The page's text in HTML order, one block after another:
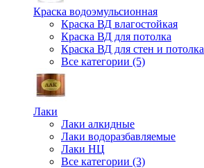
Краска водоэмульсионная
Краска ВД влагостойкая
Краска ВД для потолка
Краска ВД для стен и потолка
Все категории (5)
Лаки
Лаки алкидные
Лаки водоразбавляемые
Лаки НЦ
Все категории (3)